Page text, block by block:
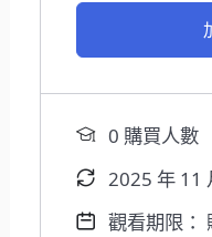
0 購買人數
2025 年 11
觀看期限：